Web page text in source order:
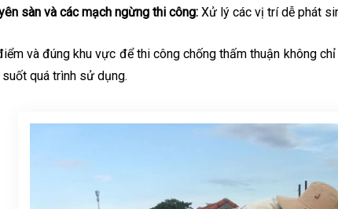
sàn và các mạch ngừng thi công: Xử lý các vị trí dễ phát
và đúng khu vực để thi công chống thấm thuận không
quá trình sử dụng.